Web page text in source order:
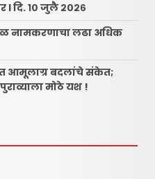
l दि. १० जुलै २०२६
नामकरणाचा लढा अधिक
आमूलाग्र बदलांचे संकेत;
मोठे यश !